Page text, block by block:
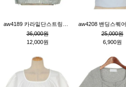
36,000원
12,000원
25,000원
6,900원